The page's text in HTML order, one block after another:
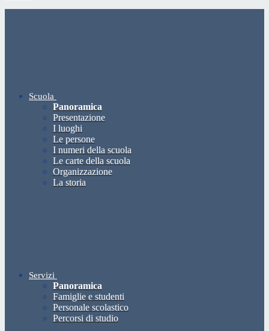
Scuola
Panoramica
Presentazione
I luoghi
Le persone
I numeri della scuola
Le carte della scuola
Organizzazione
La storia
Servizi
Panoramica
Famiglie e studenti
Personale scolastico
Percorsi di studio